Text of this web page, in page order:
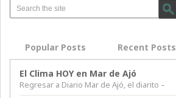
Popular Posts Recent Posts
El Clima HOY en Mar de Ajó
Regresar a Diario Mar de Ajó, el diarito –